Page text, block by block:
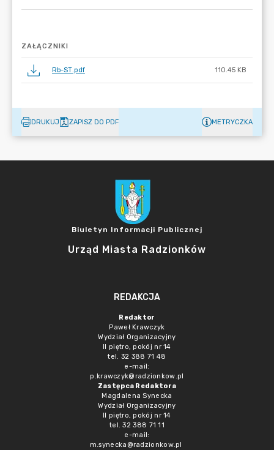
ZAŁĄCZNIKI
Rb-ST.pdf 110.45 KB
DRUKUJ ZAPISZ DO PDF METRYCZKA
Biuletyn Informacji Publicznej
Urząd Miasta Radzionków
REDAKCJA
Redaktor
Paweł Krawczyk
Wydział Organizacyjny
II piętro, pokój nr 14
tel. 32 388 71 48
e-mail:
p.krawczyk@radzionkow.pl
Zastępca Redaktora
Magdalena Synecka
Wydział Organizacyjny
II piętro, pokój nr 14
tel. 32 388 71 11
e-mail:
m.synecka@radzionkow.pl